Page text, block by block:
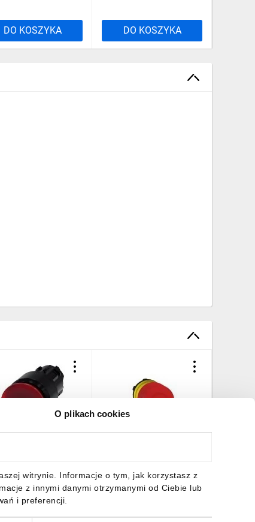
O plikach cookies
witrynie. Informacje o tym, jak korzystasz z
z innymi danymi otrzymanymi od Ciebie lub
i preferencji.
DO KOSZYKA DO KOSZYKA
SIRIUS
1AA20-
zł brutto
ZB5AT844
49,52 złbrutto